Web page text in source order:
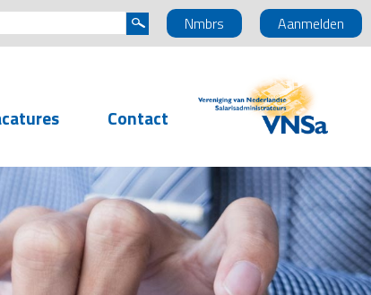
Aanmelden
Nmbrs
Contact